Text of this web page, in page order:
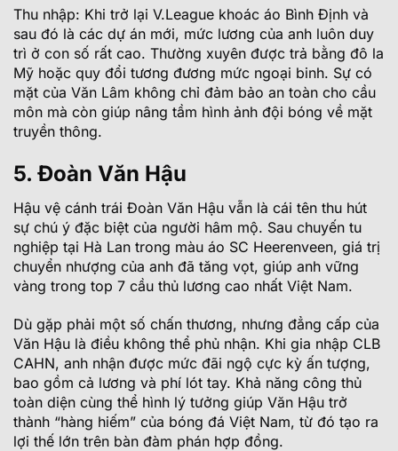
Thu nhập: Khi trở lại V.League khoác áo Bình Định và
sau đó là các dự án mới, mức lương của anh luôn duy
trì ở con số rất cao. Thường xuyên được trả bằng đô la
Mỹ hoặc quy đổi tương đương mức ngoại binh. Sự có
mặt của Văn Lâm không chỉ đảm bảo an toàn cho cầu
môn mà còn giúp nâng tầm hình ảnh đội bóng về mặt
truyền thông.
5. Đoàn Văn Hậu
Hậu vệ cánh trái Đoàn Văn Hậu vẫn là cái tên thu hút
sự chú ý đặc biệt của người hâm mộ. Sau chuyến tu
nghiệp tại Hà Lan trong màu áo SC Heerenveen, giá trị
chuyển nhượng của anh đã tăng vọt, giúp anh vững
vàng trong top 7 cầu thủ lương cao nhất Việt Nam.
Dù gặp phải một số chấn thương, nhưng đẳng cấp của
Văn Hậu là điều không thể phủ nhận. Khi gia nhập CLB
CAHN, anh nhận được mức đãi ngộ cực kỳ ấn tượng,
bao gồm cả lương và phí lót tay. Khả năng công thủ
toàn diện cùng thể hình lý tưởng giúp Văn Hậu trở
thành “hàng hiếm” của bóng đá Việt Nam, từ đó tạo ra
lợi thế lớn trên bàn đàm phán hợp đồng.